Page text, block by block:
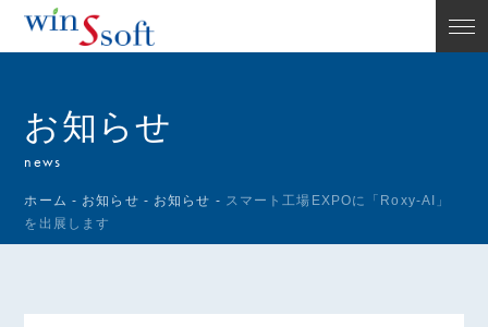
お知らせ
news
ホーム - お知らせ - お知らせ - スマート工場EXPOに「Roxy-AI」
を出展します